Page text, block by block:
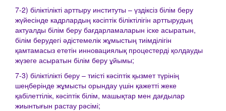
7-2) біліктілікті арттыру институты – үздіксіз білім беру
жүйесінде кадрлардың кәсіптік біліктілігін арттырудың
актуалды білім беру бағдарламаларын іске асыратын,
білім берудегі әдістемелік жұмыстың тиімділігін
қамтамасыз ететін инновациялық процестерді қолдауды
жүзеге асыратын білім беру ұйымы;
7-3) біліктілікті беру – тиісті кәсіптік қызмет түрінің
шеңберінде жұмысты орындау үшін қажетті жеке
қабілеттілік, кәсіптік білім, машықтар мен дағдылар
жиынтығын растау рәсімі;